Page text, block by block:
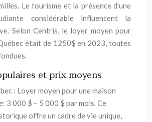
Le tourisme et la présence d’une
considérable influencent la
Selon Centris, le loyer moyen pour
était de 1250$ en 2023, toutes
et prix moyens
: Loyer moyen pour une maison
3 000 $ – 5 000 $ par mois. Ce
offre un cadre de vie unique,